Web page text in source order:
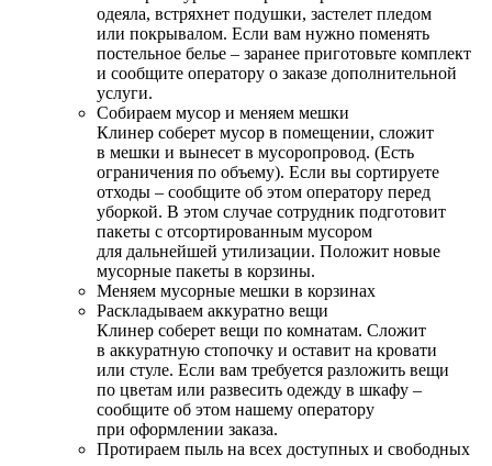
одеяла, встряхнет подушки, застелет пледом
или покрывалом. Если вам нужно поменять
постельное белье – заранее приготовьте комплект
и сообщите оператору о заказе дополнительной
услуги.
Собираем мусор и меняем мешки
Клинер соберет мусор в помещении, сложит
в мешки и вынесет в мусоропровод. (Есть
ограничения по объему). Если вы сортируете
отходы – сообщите об этом оператору перед
уборкой. В этом случае сотрудник подготовит
пакеты с отсортированным мусором
для дальнейшей утилизации. Положит новые
мусорные пакеты в корзины.
Меняем мусорные мешки в корзинах
Раскладываем аккуратно вещи
Клинер соберет вещи по комнатам. Сложит
в аккуратную стопочку и оставит на кровати
или стуле. Если вам требуется разложить вещи
по цветам или развесить одежду в шкафу –
сообщите об этом нашему оператору
при оформлении заказа.
Протираем пыль на всех доступных и свободных